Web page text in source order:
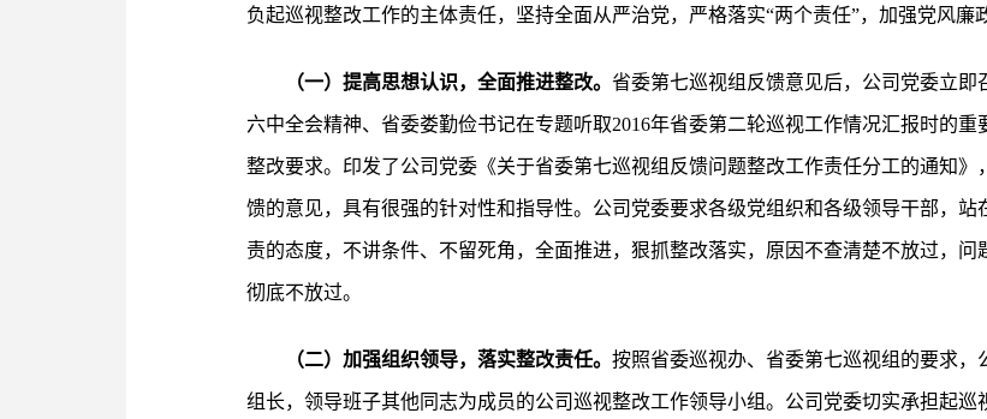
负起巡视整改工作的主体责任，坚持全面从严治党，严格落实“两个责任”，加强党风廉
（一）提高思想认识，全面推进整改。 省委第七巡视组反馈意见后，公司党委立
六中全会精神、省委娄勤俭书记在专题听取2016年省委第二轮巡视工作情况汇报时的
整改要求。印发了公司党委《关于省委第七巡视组反馈问题整改工作责任分工的通知
馈的意见，具有很强的针对性和指导性。公司党委要求各级党组织和各级领导干部，
责的态度，不讲条件、不留死角，全面推进，狠抓整改落实，原因不查清楚不放过，
彻底不放过。
（二）加强组织领导，落实整改责任。 按照省委巡视办、省委第七巡视组的要求
组长，领导班子其他同志为成员的公司巡视整改工作领导小组。公司党委切实承担起